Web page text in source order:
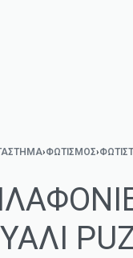
›ΦΩΤΙΣΜΌΣ›